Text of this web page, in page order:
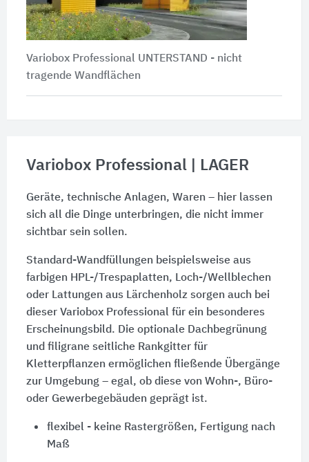
Variobox Professional UNTERSTAND - nicht
tragende Wandflächen
Variobox Professional | LAGER
Geräte, technische Anlagen, Waren – hier lassen
sich all die Dinge unterbringen, die nicht immer
sichtbar sein sollen.
Standard-Wandfüllungen beispielsweise aus
farbigen HPL-/Trespaplatten, Loch-/Wellblechen
oder Lattungen aus Lärchenholz sorgen auch bei
dieser Variobox Professional für ein besonderes
Erscheinungsbild. Die optionale Dachbegrünung
und filigrane seitliche Rankgitter für
Kletterpflanzen ermöglichen fließende Übergänge
zur Umgebung – egal, ob diese von Wohn-, Büro-
oder Gewerbegebäuden geprägt ist.
flexibel - keine Rastergrößen, Fertigung nach
Maß